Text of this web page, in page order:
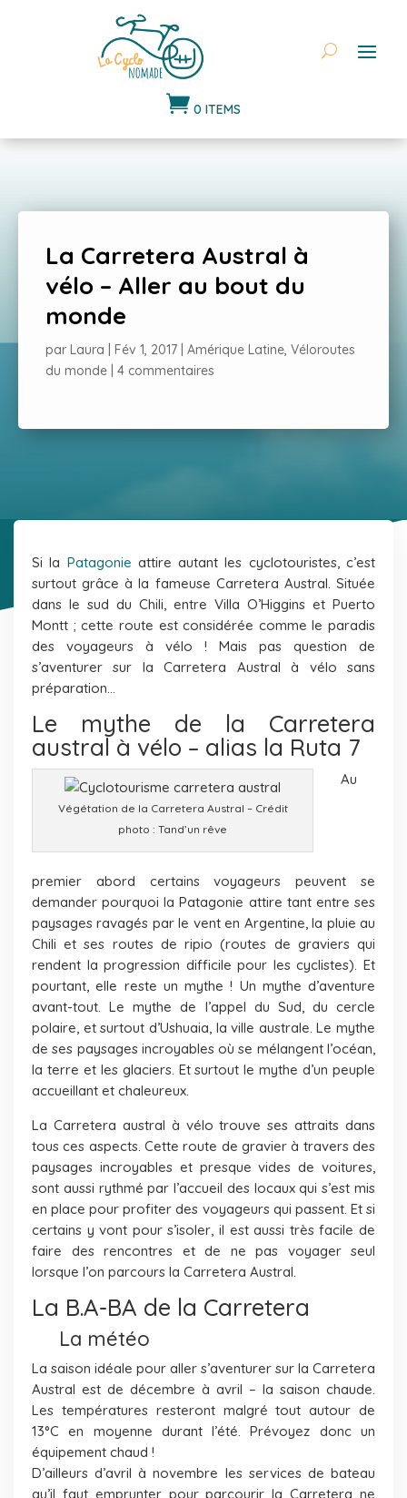
 0 ITEMS
La Carretera Austral à
vélo – Aller au bout du
monde
par Laura Fév 1, 2017 Amérique Latine, Véloroutes
du monde
4 commentaires
Si la Patagonie attire autant les cyclotouristes, c’est
surtout grâce à la fameuse Carretera Austral. Située
dans le sud du Chili, entre Villa O’Higgins et Puerto
Montt ; cette route est considérée comme le paradis
des voyageurs à vélo ! Mais pas question de
s’aventurer sur la Carretera Austral à vélo sans
préparation…
Le mythe de la Carretera
austral à vélo – alias la Ruta 7
Végétation de la Carretera Austral – Crédit
photo : Tand’un rêve
Au
premier abord certains voyageurs peuvent se
demander pourquoi la Patagonie attire tant entre ses
paysages ravagés par le vent en Argentine, la pluie au
Chili et ses routes de ripio (routes de graviers qui
rendent la progression difficile pour les cyclistes). Et
pourtant, elle reste un mythe ! Un mythe d’aventure
avant-tout. Le mythe de l’appel du Sud, du cercle
polaire, et surtout d’Ushuaia, la ville australe. Le mythe
de ses paysages incroyables où se mélangent l’océan,
la terre et les glaciers. Et surtout le mythe d’un peuple
accueillant et chaleureux.
La Carretera austral à vélo trouve ses attraits dans
tous ces aspects. Cette route de gravier à travers des
paysages incroyables et presque vides de voitures,
sont aussi rythmé par l’accueil des locaux qui s’est mis
en place pour profiter des voyageurs qui passent. Et si
certains y vont pour s’isoler, il est aussi très facile de
faire des rencontres et de ne pas voyager seul
lorsque l’on parcours la Carretera Austral.
La B.A-BA de la Carretera
La météo
La saison idéale pour aller s’aventurer sur la Carretera
Austral est de décembre à avril – la saison chaude.
Les températures resteront malgré tout autour de
13°C en moyenne durant l’été. Prévoyez donc un
équipement chaud !
D’ailleurs d’avril à novembre les services de bateau
qu’il faut emprunter pour parcourir la Carretera ne